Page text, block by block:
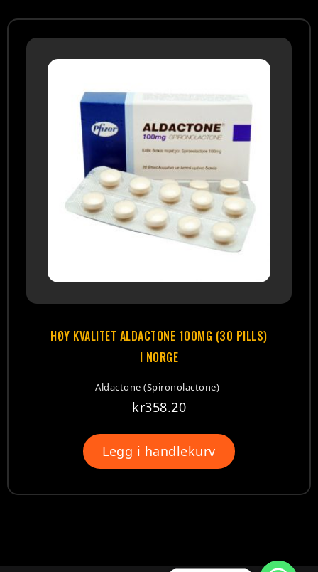
HØY KVALITET ALDACTONE 100MG (30 PILLS)
I NORGE
Aldactone (Spironolactone)
358.20
Legg i handlekurv